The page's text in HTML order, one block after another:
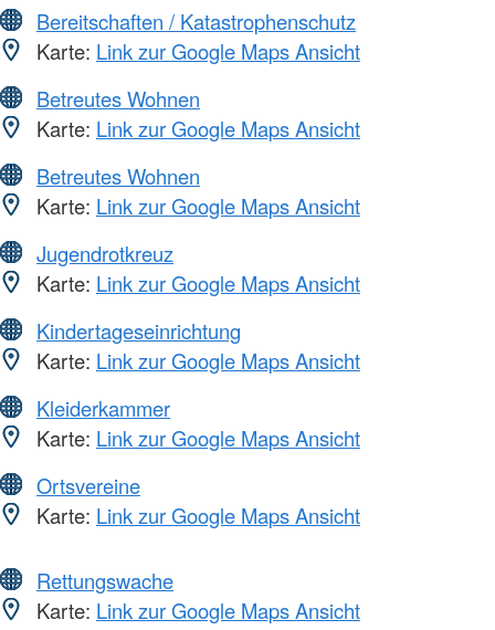
Bereitschaften / Katastrophenschutz
Karte: Link zur Google Maps Ansicht
Betreutes Wohnen
Karte: Link zur Google Maps Ansicht
Betreutes Wohnen
Karte: Link zur Google Maps Ansicht
Jugendrotkreuz
Karte: Link zur Google Maps Ansicht
Kindertageseinrichtung
Karte: Link zur Google Maps Ansicht
Kleiderkammer
Karte: Link zur Google Maps Ansicht
Ortsvereine
Karte: Link zur Google Maps Ansicht
Rettungswache
Karte: Link zur Google Maps Ansicht